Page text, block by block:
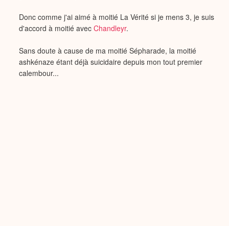
Donc comme j'ai aimé à moitié La Vérité si je mens 3, je suis
d'accord à moitié avecChandleyr.
Sans doute à cause de ma moitié Sépharade, la moitié
ashkénaze étant déjà suicidaire depuis mon tout premier
calembour...